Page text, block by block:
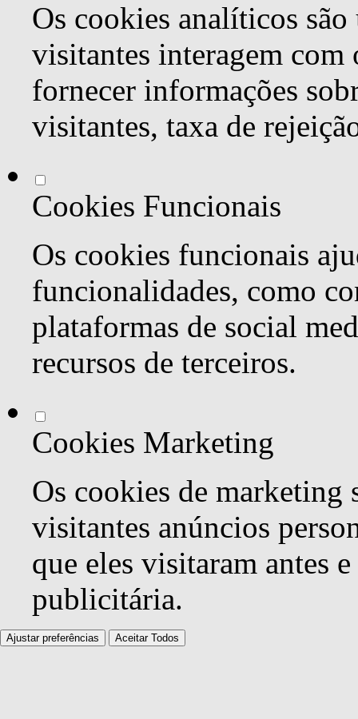
Os cookies analíticos são
visitantes interagem com
fornecer informações
visitantes, taxa de
Cookies Funcionais
Os cookies funcionais
funcionalidades, como
plataformas de social
recursos de terceiros.
Cookies Marketing
Os cookies de marketing
visitantes anúncios
que eles visitaram antes
publicitária.
Ajustar preferências Aceitar Todos